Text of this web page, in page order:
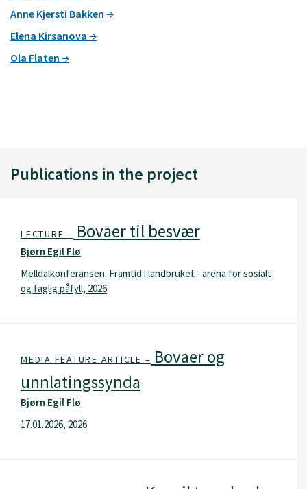
Anne Kjersti Bakken
Elena Kirsanova
Ola Flaten
Publications in the project
LECTURE – Bovaer til besvær
Bjørn Egil Flø
Melldalkonferansen. Framtid i landbruket - arena for sosialt
og faglig påfyll, 2026
MEDIA FEATURE ARTICLE – Bovaer og
unnlatingssynda
Bjørn Egil Flø
17.01.2026, 2026